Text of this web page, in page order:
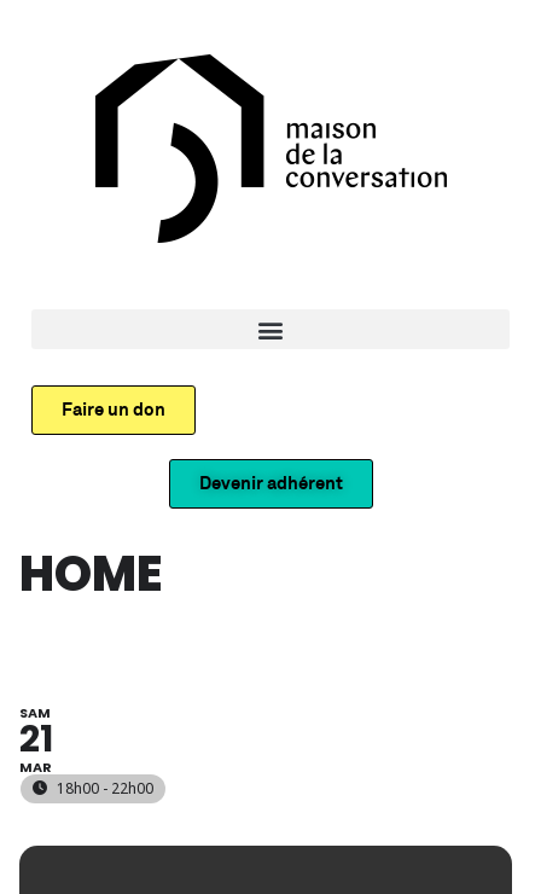
Faire un don
Devenir adhérent
HOME
SAM
21
MAR
18h00 - 22h00